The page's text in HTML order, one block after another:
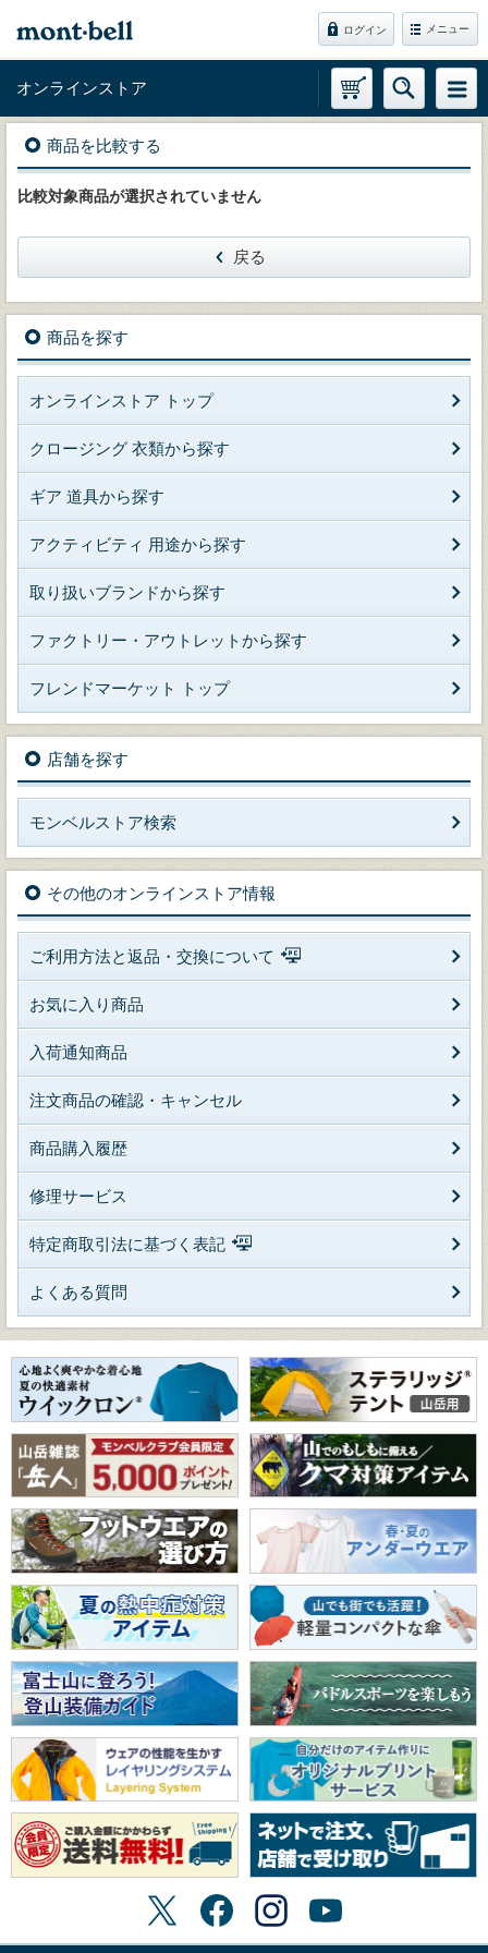
ログイン メニュー
オンラインストア
商品を比較する
比較対象商品が選択されていません
戻る
商品を探す
オンラインストア トップ
クロージング 衣類から探す
ギア 道具から探す
アクティビティ 用途から探す
取り扱いブランドから探す
ファクトリー・アウトレットから探す
フレンドマーケット トップ
店舗を探す
モンベルストア検索
その他のオンラインストア情報
ご利用方法と返品・交換について
お気に入り商品
入荷通知商品
注文商品の確認・キャンセル
商品購入履歴
修理サービス
特定商取引法に基づく表記
よくある質問